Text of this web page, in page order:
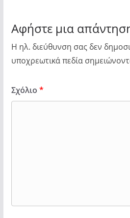
Αφήστε μια
Η ηλ. διεύθυνση σας δεν
υποχρεωτικά πεδία
Σχόλιο *